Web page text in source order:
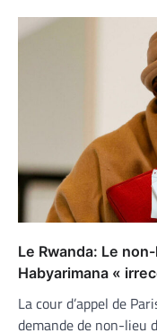
Le Rwanda: Le
Habyarimana «
La cour d’appel de
demande de non-lieu